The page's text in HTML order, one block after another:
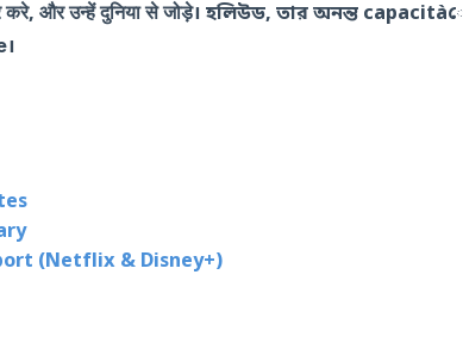
करे, और उन्हें दुनिया से जोड़े। হলিউড, তার অনন্ত
(Netflix & Disney+)